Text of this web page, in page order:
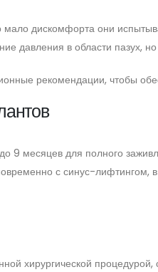
мало дискомфорта они
давления в области пазух,
рекомендации, чтобы
9 месяцев для полного
с синус-лифтингом, в
хирургической